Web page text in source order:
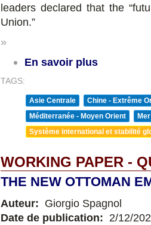
leaders declared that the
Union.”
»
En savoir plus
TAGS:
Asie Centrale
Chine - Extrême
Méditerranée - Moyen Orient
Système international et stabilité
WORKING PAPER -
THE NEW OTTOMAN
Auteur: Giorgio Spagnol
Date de publication: 2/12/